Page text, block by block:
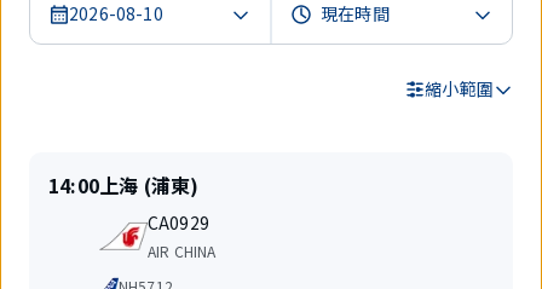
2026-08-10
縮小範圍
搜
尋
準
時
14:00出
發
上海 (浦東)
航
班
號
CA0929
航
AIR CHINA
代